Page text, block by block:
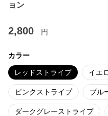
ョン
2,800 円
カラー
レッドストライプ イエ
ピンクストライプ ブル
ダークグレーストライプ